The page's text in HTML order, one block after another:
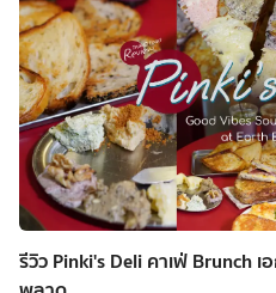
รีวิว Pinki's Deli คาเฟ่ Brunch